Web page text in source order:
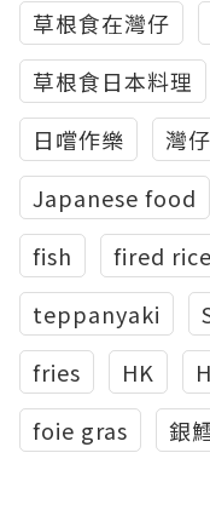
草根食在灣仔
草根食日本料理
日嚐作樂
灣
Japanese food
fish
fired rice
teppanyaki
fries
HK
foie gras
銀